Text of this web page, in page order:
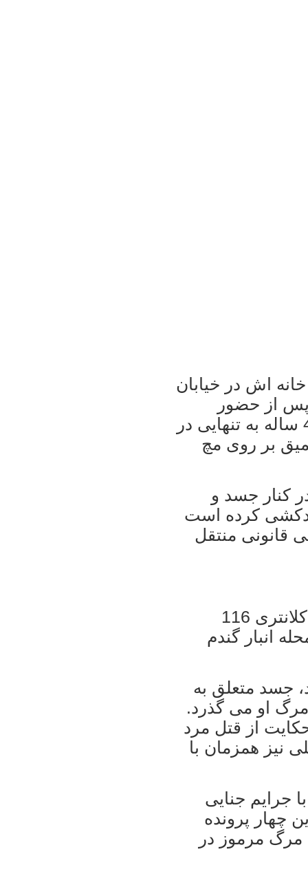
اش در خیابان
پس از حضور
ماموران در محل مشخص شد مهران 45 ساله به تنهایی در
بر روی مچ
کنار جسد و
کرده است
قانونی منتقل
در آخرین ماجرای پنجشنبه نیز ماموران کلانتری 116
انبار گندم
جسد متعلق به
حدود 10 روز از مرگ او می گذرد.
از قتل مرد
نیز همزمان با
جرایم جنایی
چهار پرونده
مرگ مرموز در